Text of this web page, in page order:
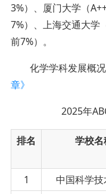
3%）、厦门大学（
7%）、上海交通大学
前7%）。
化学学科发展概
章》
2025年
排名 学校名
1
中国科学